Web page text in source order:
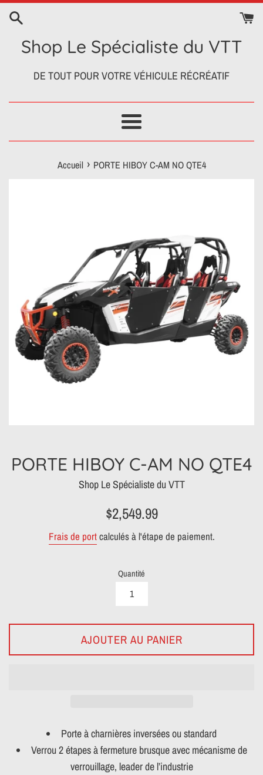
Passer
contenuShop Le Spécialiste du VTT
DE TOUT POUR VOTRE VÉHICULE RÉCRÉATIF
Menu
Accueil › PORTE HIBOY C-AM NO QTE4
PORTE HIBOY C-AM NO QTE4
Shop Le Spécialiste du VTT
Prix
régulier
$2,549.99
Frais de portcalculés à l'étape de paiement.
Quantité
AJOUTER AU PANIER
Porte à charnières inversées ou standard
Verrou 2 étapes à fermeture brusque avec mécanisme de
verrouillage, leader de l’industrie